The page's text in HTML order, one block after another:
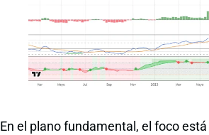
En el plano fundamental, el foco